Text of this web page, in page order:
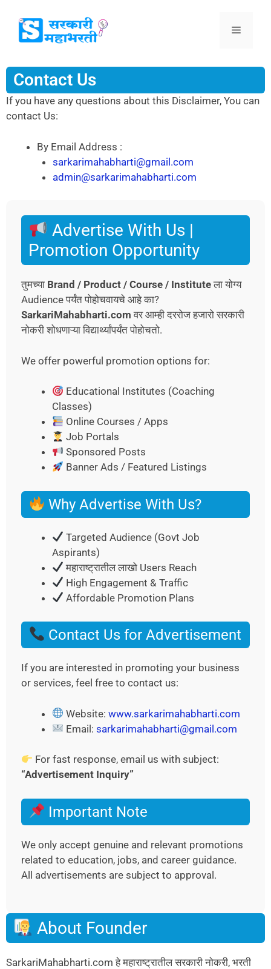
Contact Us
If you have any questions about this Disclaimer, You can
contact Us:
By Email Address :
sarkarimahabharti@gmail.com
admin@sarkarimahabharti.com
Advertise With Us |
Promotion Opportunity
तुमच्या Brand / Product / Course / Instituteला योग्य
Audience पर्यंत पोहोचवायचे आहे का?
SarkariMahabharti.com वर आम्ही दररोज हजारो सरकारी
नोकरी शोधणाऱ्या विद्यार्थ्यांपर्यंत पोहोचतो.
We offer powerful promotion options for:
Educational Institutes (Coaching
Classes)
Online Courses / Apps
Job Portals
Sponsored Posts
Banner Ads / Featured Listings
Why Advertise With Us?
Targeted Audience (Govt Job
Aspirants)
महाराष्ट्रातील लाखो Users Reach
High Engagement & Traffic
Affordable Promotion Plans
Contact Us for Advertisement
If you are interested in promoting your business
or services, feel free to contact us:
Website:www.sarkarimahabharti.com
Email:sarkarimahabharti@gmail.com
For fast response, email us with subject:
“Advertisement Inquiry”
Important Note
We only accept genuine and relevant promotions
related to education, jobs, and career guidance.
All advertisements are subject to approval.
About Founder
SarkariMahabharti.com हे महाराष्ट्रातील सरकारी नोकरी, भरती